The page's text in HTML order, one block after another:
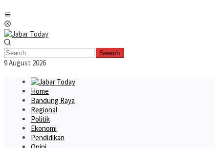
to
content
Search
9 August 2026
Home
Bandung Raya
Regional
Politik
Ekonomi
Pendidikan